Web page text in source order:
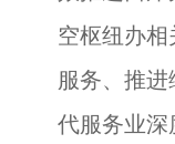
空枢纽办
服务、推
代服务业深